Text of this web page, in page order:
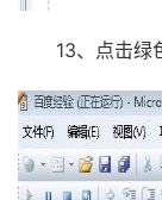
13、点击绿色